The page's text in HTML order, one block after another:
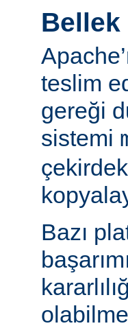
Bellek
teslim
gereği
sistemi
Bazı